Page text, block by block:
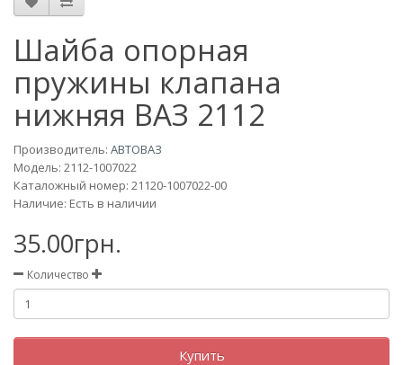
Шайба опорная
пружины клапана
нижняя ВАЗ 2112
Производитель: АВТОВАЗ
Модель: 2112-1007022
Каталожный номер: 21120-1007022-00
Наличие: Есть в наличии
35.00грн.
Количество
Купить